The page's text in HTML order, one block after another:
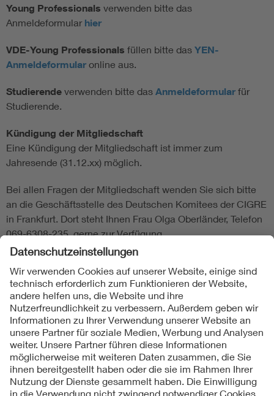
Young Professionals verwenden bitte das
Anmeldeformular hier
VDE-Young Professionals füllen bitte das YEN-
Anmeldeformular online aus.
Studierende verwenden bitte das Anmeldeformular für
Studierende.
Kündigung der Mitgliedschaft
Eine Kündigung der Mitgliedschaft ist immer zum
Jahresende (31.12.xx) möglich.
Bei allen Fragen der Mitgliedschaft wenden Sie sich bitte
an die Geschäftsstelle des Deutschen Komitees der CIGRE
in Frankfurt. Dort steht Ihnen Frau Olga Oberländer, Telefon
069-6308-235, gerne zur Verfügung.
Folgen Sie uns
Kontakte